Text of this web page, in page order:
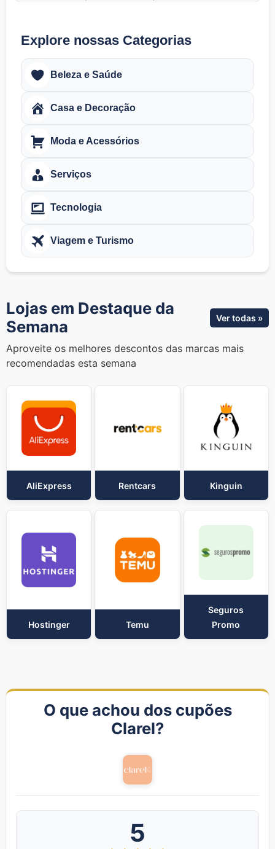
Explore nossas Categorias
Beleza e Saúde
Casa e Decoração
Moda e Acessórios
Serviços
Tecnologia
Viagem e Turismo
Lojas em Destaque da
Semana
Ver todas »
Aproveite os melhores descontos das marcas mais
recomendadas esta semana
AliExpress Rentcars Kinguin
Hostinger Temu
Seguros
Promo
O que achou dos cupões
Clarel?
5